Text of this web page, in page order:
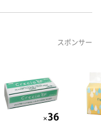
スポンサー